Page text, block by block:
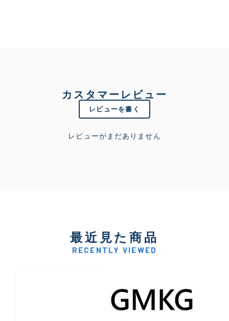
カスタマーレビュー
レビューを書く
レビューがまだありません
最近見た商品
RECENTLY VIEWED